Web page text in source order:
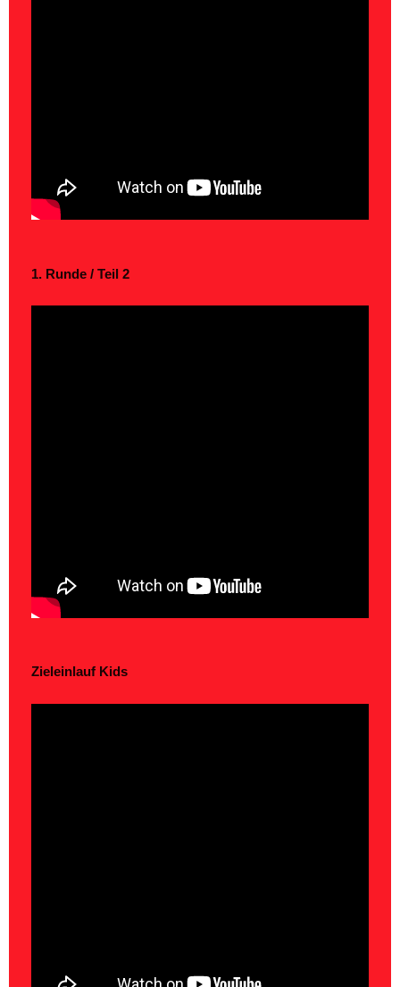
1. Runde / Teil 2
Zieleinlauf Kids